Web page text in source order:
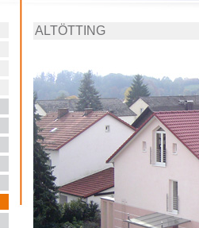
ALTÖTTING